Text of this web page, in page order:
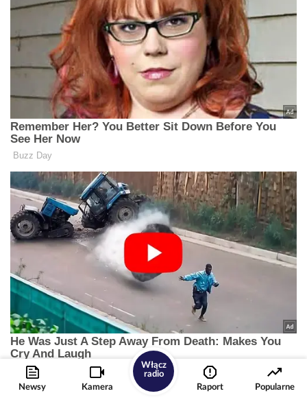
Newsy Kamera
Włącz
radio
Raport
Popularne